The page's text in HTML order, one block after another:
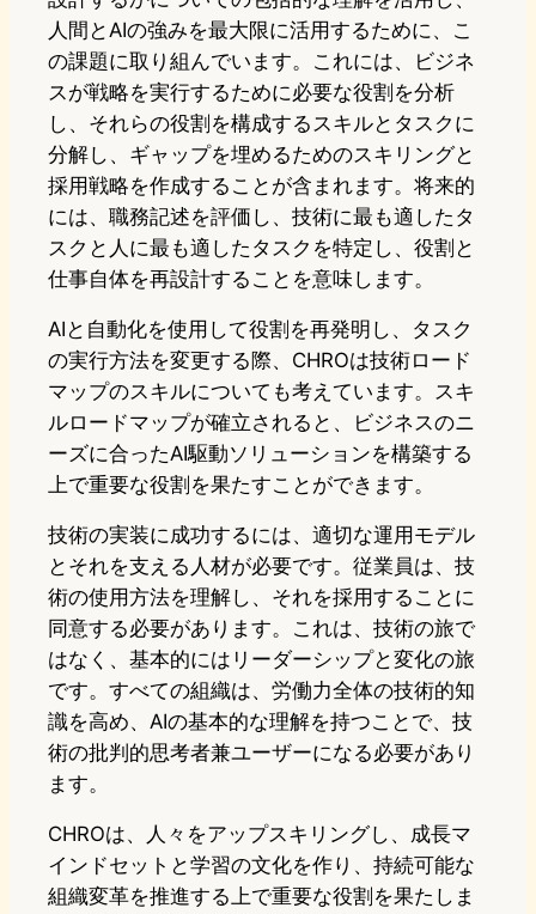
人間とAIの強みを最大限に活用するために、こ
の課題に取り組んでいます。これには、ビジネ
スが戦略を実行するために必要な役割を分析
し、それらの役割を構成するスキルとタスクに
分解し、ギャップを埋めるためのスキリングと
採用戦略を作成することが含まれます。将来的
には、職務記述を評価し、技術に最も適したタ
スクと人に最も適したタスクを特定し、役割と
仕事自体を再設計することを意味します。
AIと自動化を使用して役割を再発明し、タスク
の実行方法を変更する際、CHROは技術ロード
マップのスキルについても考えています。スキ
ルロードマップが確立されると、ビジネスのニ
ーズに合ったAI駆動ソリューションを構築する
上で重要な役割を果たすことができます。
技術の実装に成功するには、適切な運用モデル
とそれを支える人材が必要です。従業員は、技
術の使用方法を理解し、それを採用することに
同意する必要があります。これは、技術の旅で
はなく、基本的にはリーダーシップと変化の旅
です。すべての組織は、労働力全体の技術的知
識を高め、AIの基本的な理解を持つことで、技
術の批判的思考者兼ユーザーになる必要があり
ます。
CHROは、人々をアップスキリングし、成長マ
インドセットと学習の文化を作り、持続可能な
組織変革を推進する上で重要な役割を果たしま